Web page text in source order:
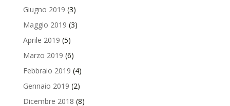
Giugno 2019 (3)
Maggio 2019 (3)
Aprile 2019 (5)
Marzo 2019 (6)
Febbraio 2019 (4)
Gennaio 2019 (2)
Dicembre 2018 (8)